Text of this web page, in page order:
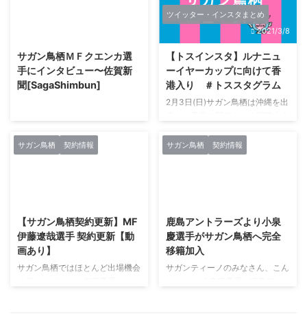
｀*)ﾉ.✶ฺﾟ｡— サガンティスタの中
の人@サガン鳥栖 (@sagantista)
2019年3月17日 クエンカ選手の
きたクエンカのゴール！ナイスゴ
ール。— KeyRey ...
つ いい流れ止められたなあ 4さ
あ名なしさん、ここは守りたい
雨なんだがｗｗｗ 6さあ名なしさ
ん、ここは守りたい
2018/10/20(土)
15:49:40.07ID:3P/BUOCr 乙乙。
2018/10/20(土)
15:49:41.15ID:7Rb ...
サガン鳥栖ＭＦクエンカ選
手にインタビュー〜佐賀新
聞[SagaShimbun]
ツイッター・インスタまとめ
2021/3/8
【トスインスタ】ルナニュ
ーイヤーカップに向けて香
港入り ＃トススタグラム
2月3日(日)サガン鳥栖は沖縄を出
プ」に向けて移動しました。 レ
セプションパーティーや記者会
日に決勝、３位決定戦が行われま
す。 トレーニング会場に到着し
た選手たち❗️#sagantosu #サガン
鳥栖 #砂岩魂 #ルナーニューイヤ
サガン鳥栖 契約情報
【サガン鳥栖契約更新】MF
伊藤遼哉選手 契約更新【動
画あり】
サガン鳥栖ではほとんど出場機会
サガン鳥栖 契約情報
鹿島アントラーズより小泉
慶選手がサガン鳥栖へ完全
移籍加入
サガンティーノのみなさん、こん